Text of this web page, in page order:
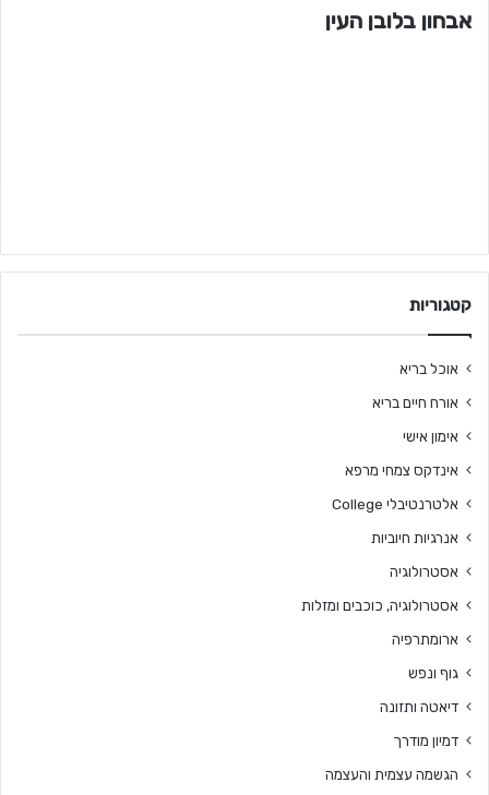
אבחון בלובן העין
קטגוריות
אוכל בריא
אורח חיים בריא
אימון אישי
אינדקס צמחי מרפא
אלטרנטיבלי College
אנרגיות חיוביות
אסטרולוגיה
אסטרולוגיה, כוכבים ומזלות
ארומתרפיה
גוף ונפש
דיאטה ותזונה
דמיון מודרך
הגשמה עצמית והעצמה